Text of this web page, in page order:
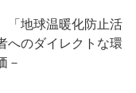
「地球温暖化防止活
へのダイレクトな環
－